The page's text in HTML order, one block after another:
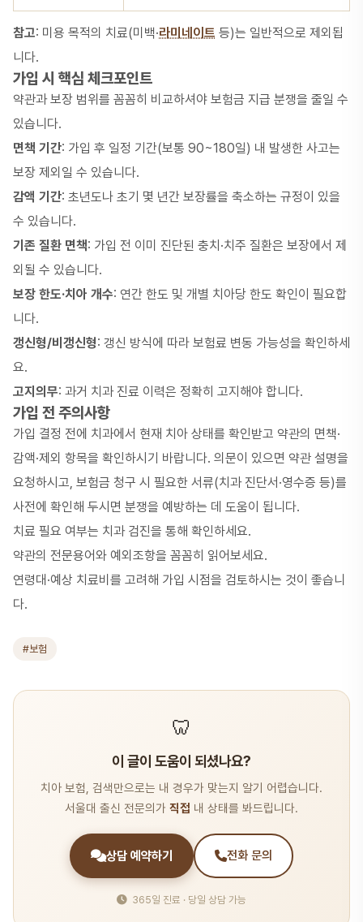
참고: 미용 목적의 치료(미백·라미네이트 등)는 일반적으로 제외됩
니다.
가입 시 핵심 체크포인트
약관과 보장 범위를 꼼꼼히 비교하셔야 보험금 지급 분쟁을 줄일 수
있습니다.
면책 기간: 가입 후 일정 기간(보통 90~180일) 내 발생한 사고는
보장 제외일 수 있습니다.
감액 기간: 초년도나 초기 몇 년간 보장률을 축소하는 규정이 있을
수 있습니다.
기존 질환 면책: 가입 전 이미 진단된 충치·치주 질환은 보장에서 제
외될 수 있습니다.
보장 한도·치아 개수: 연간 한도 및 개별 치아당 한도 확인이 필요합
니다.
갱신형/비갱신형: 갱신 방식에 따라 보험료 변동 가능성을 확인하세
요.
고지의무: 과거 치과 진료 이력은 정확히 고지해야 합니다.
가입 전 주의사항
가입 결정 전에 치과에서 현재 치아 상태를 확인받고 약관의 면책·
감액·제외 항목을 확인하시기 바랍니다. 의문이 있으면 약관 설명을
요청하시고, 보험금 청구 시 필요한 서류(치과 진단서·영수증 등)를
사전에 확인해 두시면 분쟁을 예방하는 데 도움이 됩니다.
치료 필요 여부는 치과 검진을 통해 확인하세요.
약관의 전문용어와 예외조항을 꼼꼼히 읽어보세요.
연령대·예상 치료비를 고려해 가입 시점을 검토하시는 것이 좋습니
다.
#보험
🦷
이 글이 도움이 되셨나요?
치아 보험, 검색만으로는 내 경우가 맞는지 알기 어렵습니다.
서울대 출신 전문의가 직접 내 상태를 봐드립니다.
상담 예약하기 전화 문의
365일 진료 · 당일 상담 가능